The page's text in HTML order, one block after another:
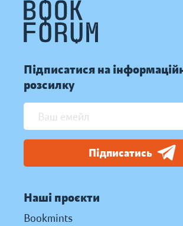
Підписатися на
розсилку
Підписатись
Наші проєкти
Bookmints